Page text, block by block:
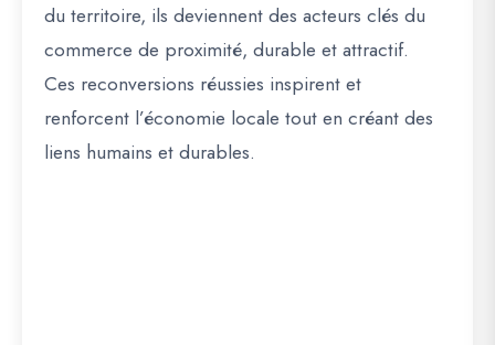
du territoire, ils deviennent des acteurs clés du
commerce de proximité, durable et attractif.
Ces reconversions réussies inspirent et
renforcent l’économie locale tout en créant des
liens humains et durables.